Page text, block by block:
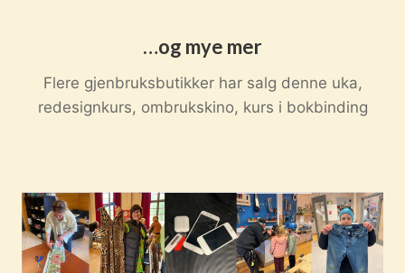
…og mye mer
Flere gjenbruksbutikker har salg denne uka,
redesignkurs, ombrukskino, kurs i bokbinding